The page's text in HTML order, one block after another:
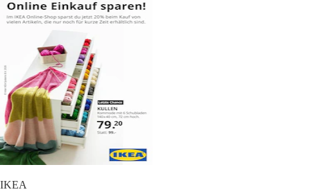
IKEA